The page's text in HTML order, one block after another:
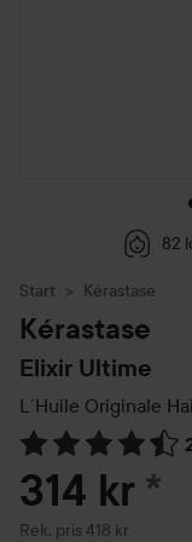
82
Start Kérastase
Kérastase
Elixir Ultime
L´Huile Originale
Hoppa till Betyg &
314 kr *
Rek. pris 418 kr
Rekommenderat pris